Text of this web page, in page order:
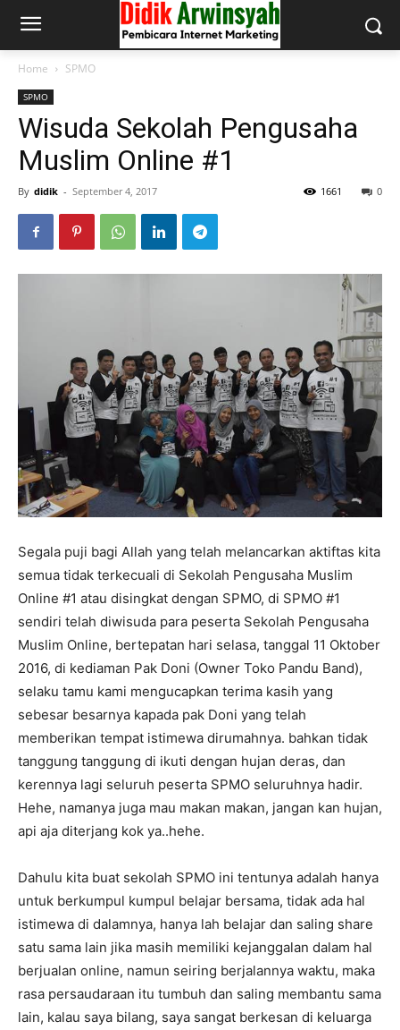
Home SPMO
SPMO
Wisuda Sekolah Pengusaha
Muslim Online #1
By didik - September 4, 2017 0
1661
Segala puji bagi Allah yang telah melancarkan aktiftas kita
semua tidak terkecuali di Sekolah Pengusaha Muslim
Online #1 atau disingkat dengan SPMO, di SPMO #1
sendiri telah diwisuda para peserta Sekolah Pengusaha
Muslim Online, bertepatan hari selasa, tanggal 11 Oktober
2016, di kediaman Pak Doni (Owner Toko Pandu Band),
selaku tamu kami mengucapkan terima kasih yang
sebesar besarnya kapada pak Doni yang telah
memberikan tempat istimewa dirumahnya. bahkan tidak
tanggung tanggung di ikuti dengan hujan deras, dan
kerennya lagi seluruh peserta SPMO seluruhnya hadir.
Hehe, namanya juga mau makan makan, jangan kan hujan,
api aja diterjang kok ya..hehe.
Dahulu kita buat sekolah SPMO ini tentunya adalah hanya
untuk berkumpul kumpul belajar bersama, tidak ada hal
istimewa di dalamnya, hanya lah belajar dan saling share
satu sama lain jika masih memiliki kejanggalan dalam hal
berjualan online, namun seiring berjalannya waktu, maka
rasa persaudaraan itu tumbuh dan saling membantu sama
lain, kalau saya bilang, saya sangat berkesan di keluarga